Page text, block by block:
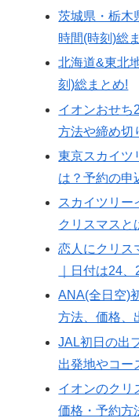
茨城県・栃木
時間(時刻)総
北海道&東北
刻)総まとめ!
イオンおせち
方法や締め切
東京スカイツ
は？予約の申
スカイツリー
クリスマスと
恋人にクリス
｜日付は24
ANA(全日空)
方法、価格、
JAL初日の出
出発地やコー
イオンのクリ
価格・予約方